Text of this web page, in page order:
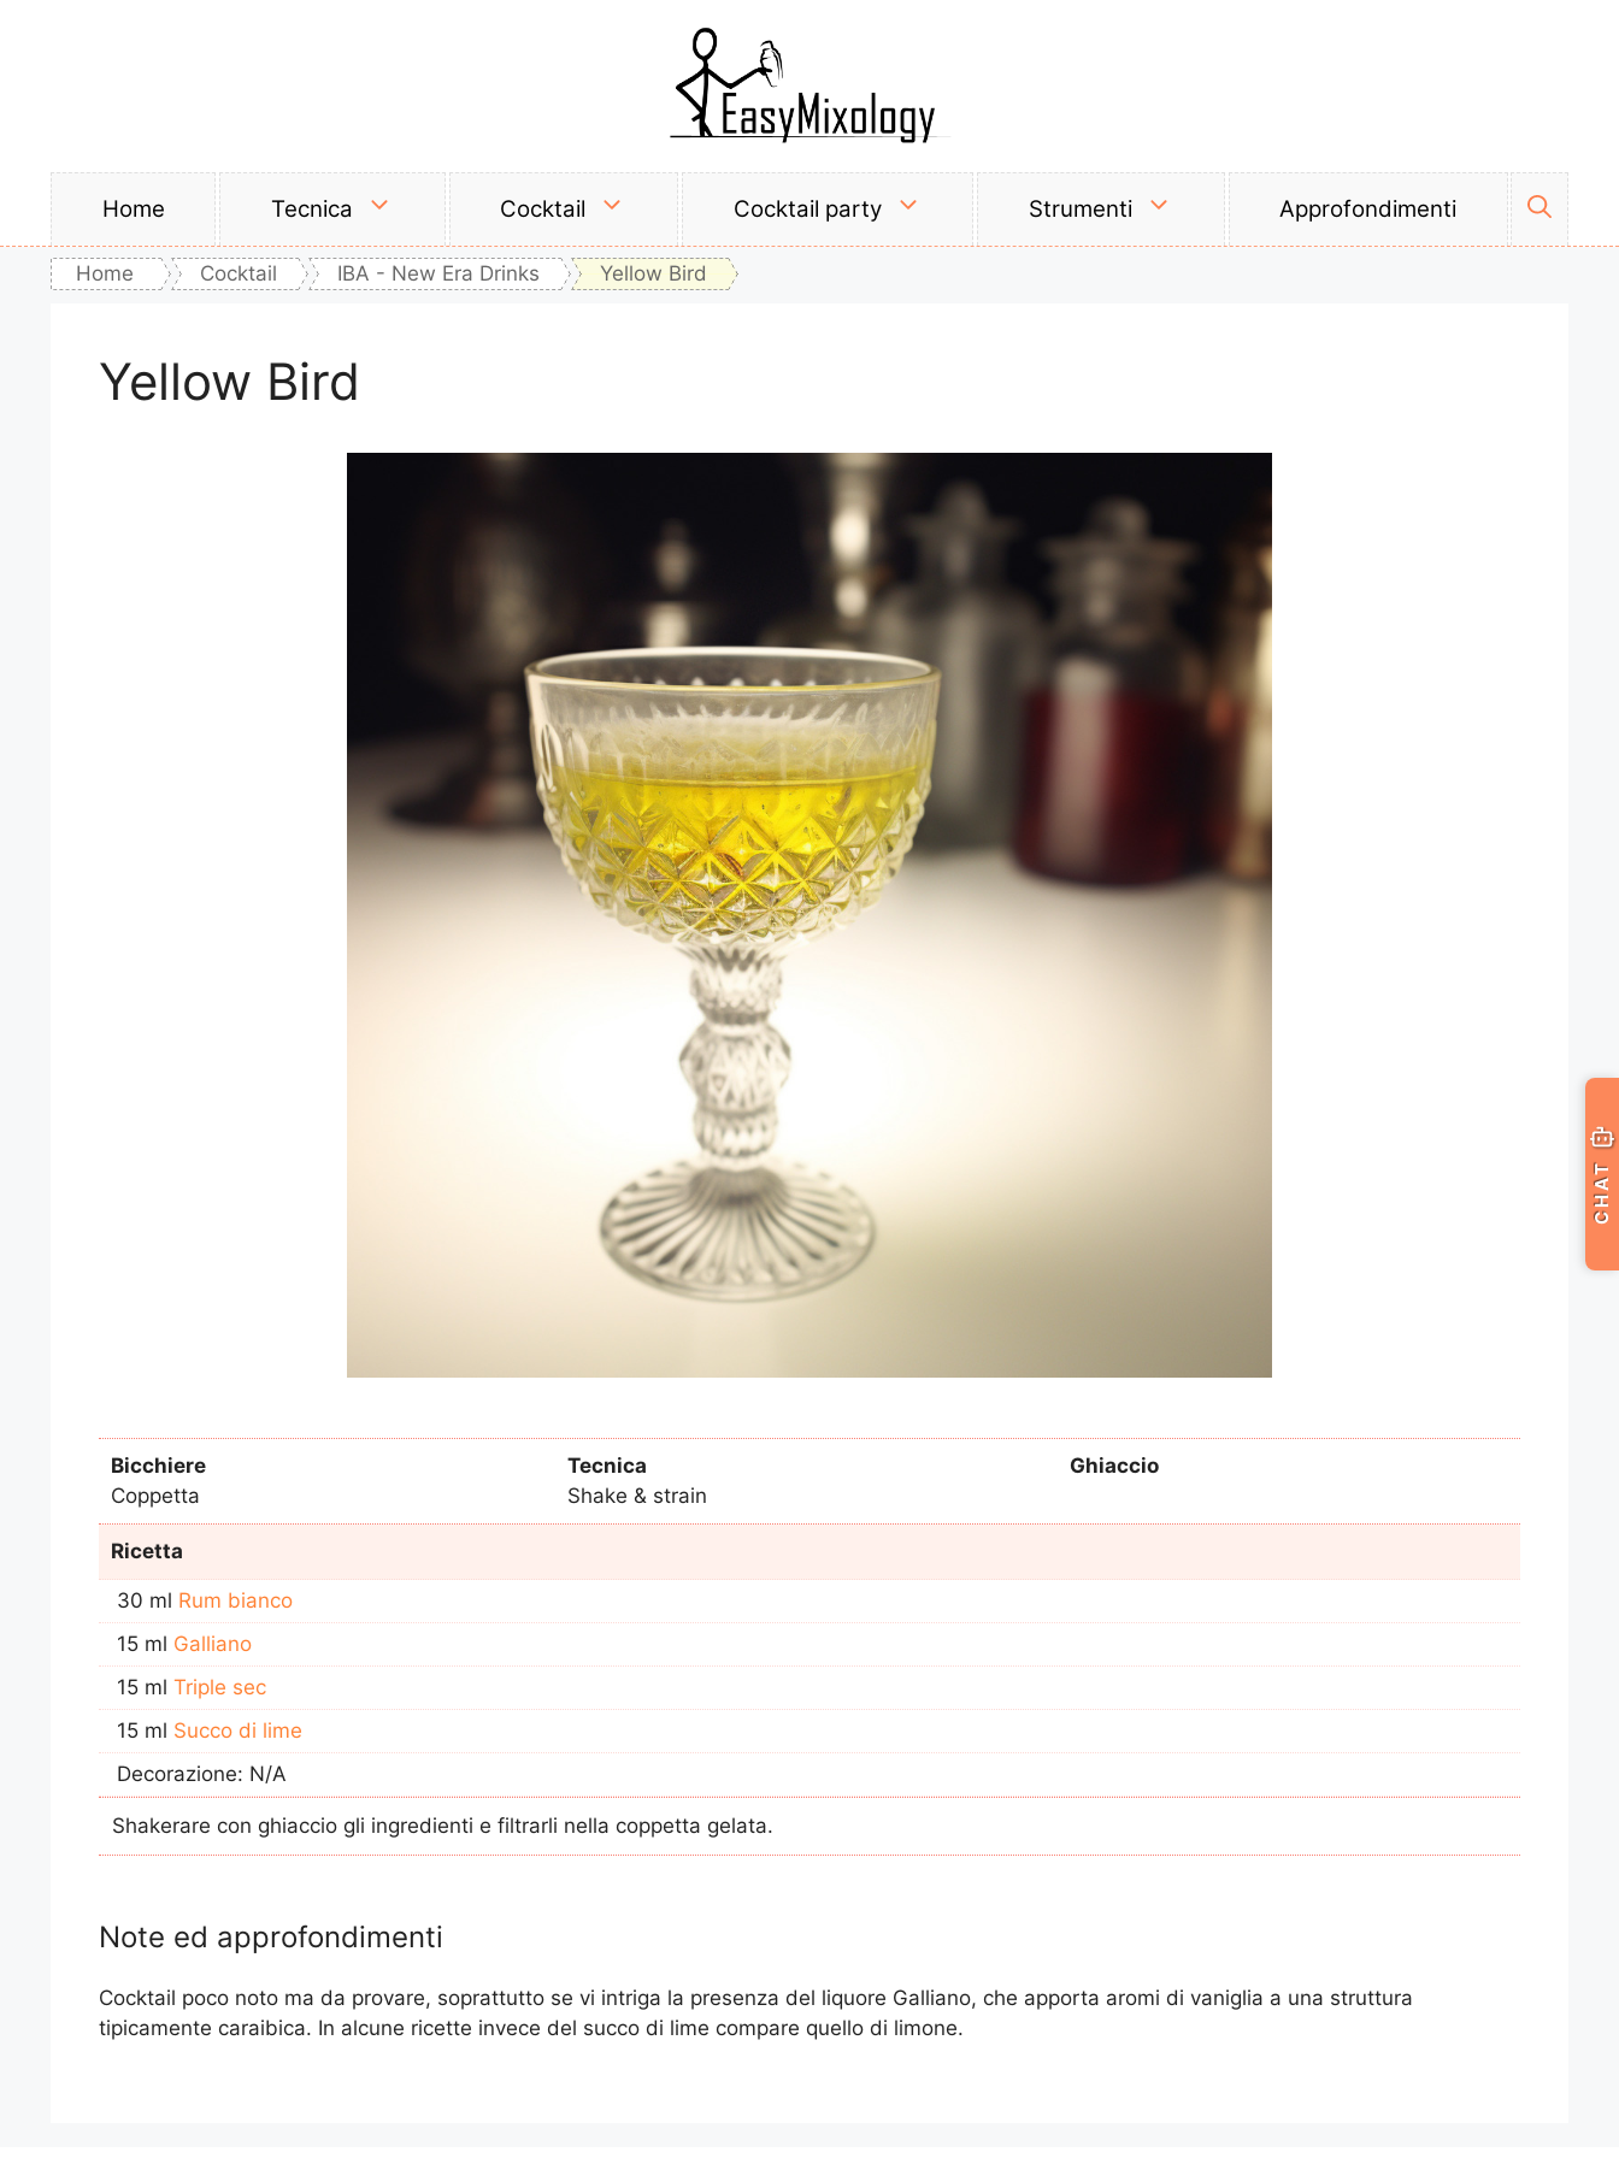
Home Tecnica Cocktail Cocktail party Strumenti Approfondimenti
Home Cocktail IBA - New Era Drinks Yellow Bird
Yellow Bird
Bicchiere
Coppetta
Tecnica
Shake & strain
Ghiaccio
Ricetta
30 ml Rum bianco
15 ml Galliano
15 ml Triple sec
15 ml Succo di lime
Decorazione: N/A
Shakerare con ghiaccio gli ingredienti e filtrarli nella coppetta gelata.
Note ed approfondimenti
Cocktail poco noto ma da provare, soprattutto se vi intriga la presenza del liquore Galliano, che apporta aromi di vaniglia a una struttura
tipicamente caraibica. In alcune ricette invece del succo di lime compare quello di limone.
CHAT